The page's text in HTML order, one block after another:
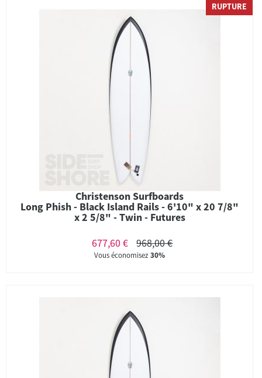
RUPTURE
Christenson Surfboards
Long Phish - Black Island Rails - 6'10" x 20 7/8"
x 2 5/8" - Twin - Futures
677,60 €
968,00 €
Vous économisez30%